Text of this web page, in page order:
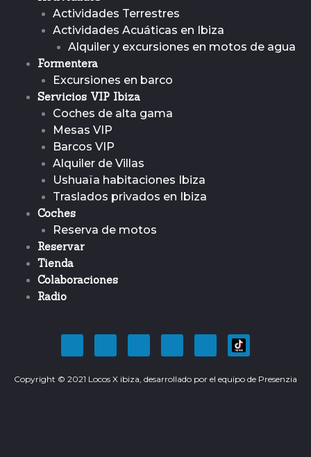
Actividades Terrestres
Actividades Acuáticas en Ibiza
Alquiler y excursiones en motos de agua
Formentera
Excursiones en barco
Servicios VIP Ibiza
Coches de alta gama
Mesas VIP
Barcos VIP
Alquiler de Villas
Ushuaïa habitaciones Ibiza
Traslados privados en Ibiza
Coches
Reserva de motos
Reservar
Tienda
Colaboraciones
Radio
a
e
w
t
o
t
n
t
i
t
Copyright © 2021 Locos X ibiza, desarrollado por el equipo de Presenzia